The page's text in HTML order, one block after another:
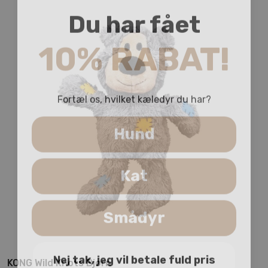
KONG Wild Knots Bjørn
Du har fået
10% RABAT!
Fortæl os, hvilket kæledyr du har?
Hund
Kat
Smådyr
Nej tak, jeg vil betale fuld pris